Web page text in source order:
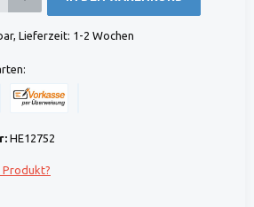
Lieferzeit: 1-2 Wochen
HE12752
Produkt?